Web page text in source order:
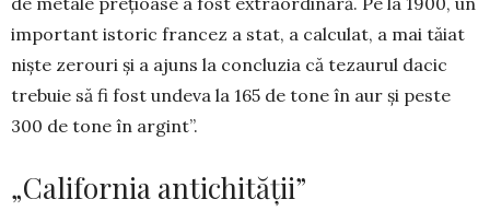
important istoric fran­cez a stat, a calculat, a mai tăiat
niște zerouri și a ajuns la concluzia că tezau­rul dacic
tre­buie să fi fost undeva la 165 de tone în aur și peste
300 de tone în ar­gint”.
„California antichității”